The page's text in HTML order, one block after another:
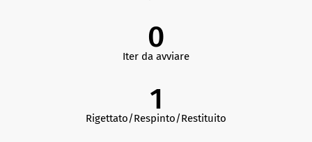
0
Iter da avviare
1
Rigettato/Respinto/Restituito